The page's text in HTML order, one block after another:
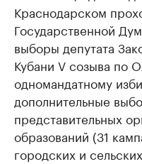
Краснодарском
Государственной
выборы депутата
Кубани V созыва по
одномандатному
дополнительные
представительных
образований (31
городских и